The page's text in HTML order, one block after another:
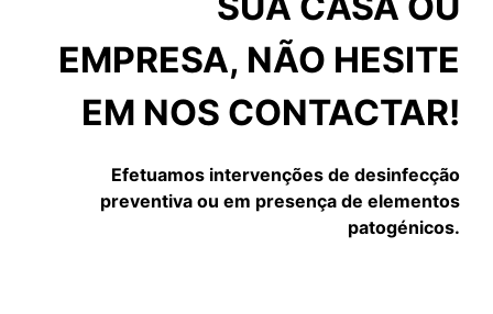
EMPRESA, NÃO HESITE
EM NOS CONTACTAR!
Efetuamos intervenções de desinfecção
preventiva ou em presença de elementos
patogénicos.